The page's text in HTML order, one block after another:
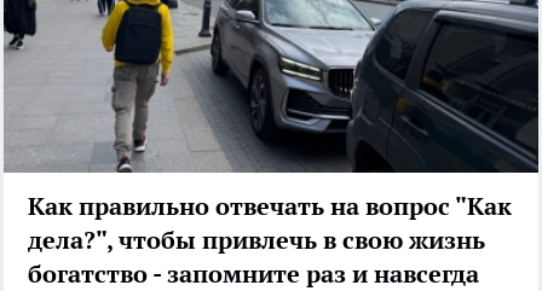
Как правильно отвечать на вопрос "Как
дела?", чтобы привлечь в свою жизнь
богатство - запомните раз и навсегда